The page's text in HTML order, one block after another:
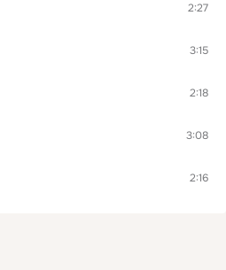
2:27
3:15
2:18
3:08
2:16